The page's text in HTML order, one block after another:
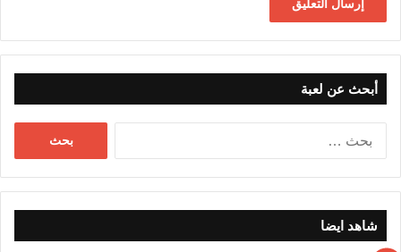
أبحث عن لعبة
شاهد ايضا